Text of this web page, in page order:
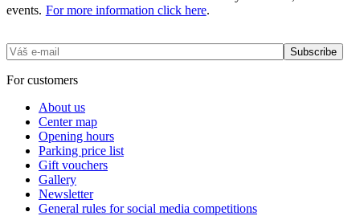
events. For more information click here.
For customers
About us
Center map
Opening hours
Parking price list
Gift vouchers
Gallery
Newsletter
General rules for social media competitions